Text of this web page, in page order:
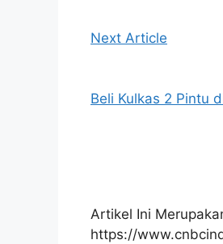
Next Article
Beli Kulkas 2 Pintu
Artikel Ini
https://